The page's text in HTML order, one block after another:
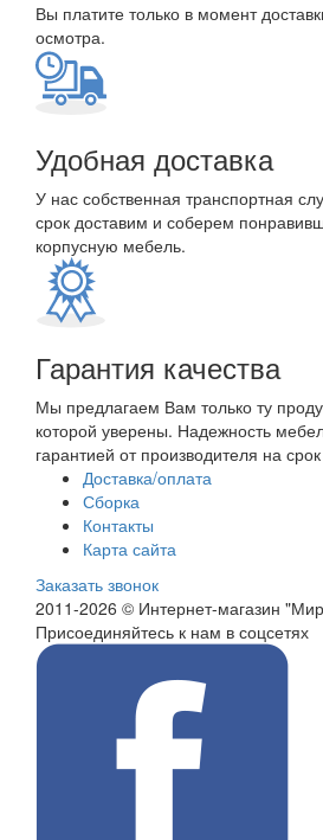
Вы платите только в момент
осмотра.
Удобная доставка
У нас собственная транспортная
срок доставим и соберем
корпусную мебель.
Гарантия качества
Мы предлагаем Вам только ту
которой уверены. Надежность
гарантией от производителя на
Доставка/оплата
Сборка
Контакты
Карта сайта
Заказать звонок
2011-2026 © Интернет-магазин
Присоединяйтесь к нам в соцсетях